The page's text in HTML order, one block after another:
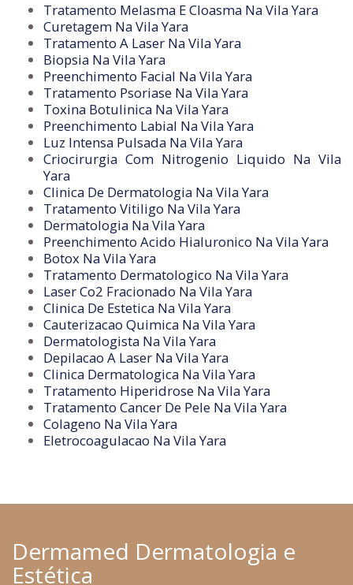
Tratamento Melasma E Cloasma Na Vila Yara
Curetagem Na Vila Yara
Tratamento A Laser Na Vila Yara
Biopsia Na Vila Yara
Preenchimento Facial Na Vila Yara
Tratamento Psoriase Na Vila Yara
Toxina Botulinica Na Vila Yara
Preenchimento Labial Na Vila Yara
Luz Intensa Pulsada Na Vila Yara
Criocirurgia Com Nitrogenio Liquido Na Vila
Yara
Clinica De Dermatologia Na Vila Yara
Tratamento Vitiligo Na Vila Yara
Dermatologia Na Vila Yara
Preenchimento Acido Hialuronico Na Vila Yara
Botox Na Vila Yara
Tratamento Dermatologico Na Vila Yara
Laser Co2 Fracionado Na Vila Yara
Clinica De Estetica Na Vila Yara
Cauterizacao Quimica Na Vila Yara
Dermatologista Na Vila Yara
Depilacao A Laser Na Vila Yara
Clinica Dermatologica Na Vila Yara
Tratamento Hiperidrose Na Vila Yara
Tratamento Cancer De Pele Na Vila Yara
Colageno Na Vila Yara
Eletrocoagulacao Na Vila Yara
Dermamed Dermatologia e
Estética